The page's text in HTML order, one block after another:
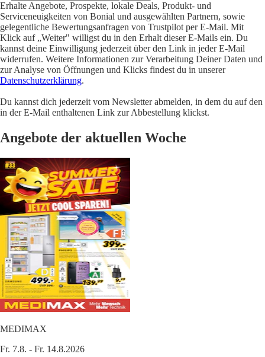
Erhalte Angebote, Prospekte, lokale Deals, Produkt- und
Serviceneuigkeiten von Bonial und ausgewählten Partnern, sowie
gelegentliche Bewertungsanfragen von Trustpilot per E-Mail. Mit
Klick auf „Weiter" willigst du in den Erhalt dieser E-Mails ein. Du
kannst deine Einwilligung jederzeit über den Link in jeder E-Mail
widerrufen. Weitere Informationen zur Verarbeitung Deiner Daten und
zur Analyse von Öffnungen und Klicks findest du in unserer
Datenschutzerklärung.
Du kannst dich jederzeit vom Newsletter abmelden, in dem du auf den
in der E-Mail enthaltenen Link zur Abbestellung klickst.
Angebote der aktuellen Woche
MEDIMAX
Fr. 7.8. - Fr. 14.8.2026